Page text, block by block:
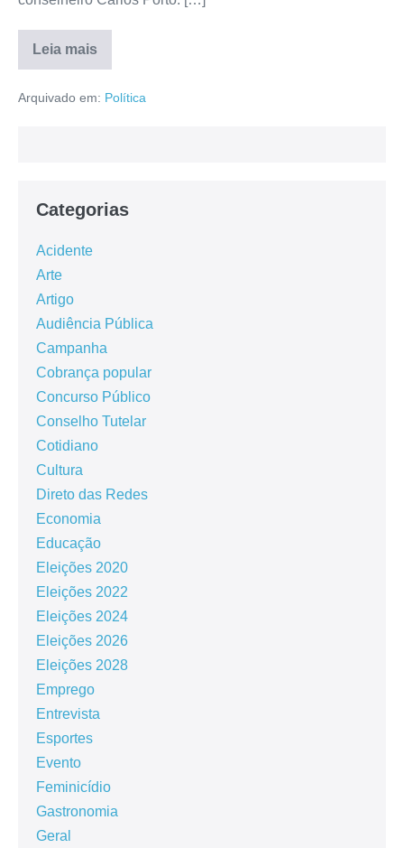
Leia mais
Arquivado em: Política
Categorias
Acidente
Arte
Artigo
Audiência Pública
Campanha
Cobrança popular
Concurso Público
Conselho Tutelar
Cotidiano
Cultura
Direto das Redes
Economia
Educação
Eleições 2020
Eleições 2022
Eleições 2024
Eleições 2026
Eleições 2028
Emprego
Entrevista
Esportes
Evento
Feminicídio
Gastronomia
Geral